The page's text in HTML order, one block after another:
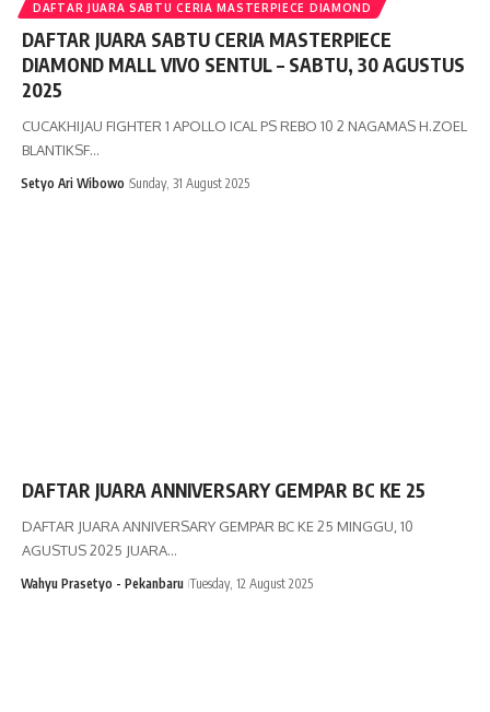
DAFTAR JUARA SABTU CERIA MASTERPIECE DIAMOND
DAFTAR JUARA SABTU CERIA MASTERPIECE
DIAMOND MALL VIVO SENTUL – SABTU, 30 AGUSTUS
2025
CUCAKHIJAU FIGHTER 1 APOLLO ICAL PS REBO 10 2 NAGAMAS H.ZOEL
BLANTIKSF…
Setyo Ari Wibowo Sunday, 31 August 2025
DAFTAR JUARA ANNIVERSARY GEMPAR BC KE 25
DAFTAR JUARA ANNIVERSARY GEMPAR BC KE 25 MINGGU, 10
AGUSTUS 2025 JUARA…
Wahyu Prasetyo - Pekanbaru Tuesday, 12 August 2025